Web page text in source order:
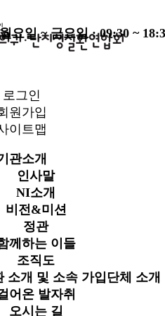
요일 ~ 금요일 : 09:30 ~
로그인
원가입
이트맵
관소개
인사말
NI소개
비전&미션
정관
께하는 이들
조직도
소개 및 소속 가입단체 소개
어온 발자취
오시는 길